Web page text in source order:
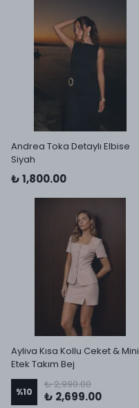
Andrea Toka Detaylı Elbise
Siyah
₺ 1,800.00
Ayliva Kısa Kollu Ceket & Mini
Etek Takım Bej
%10
₺ 2,990.00
₺ 2,699.00